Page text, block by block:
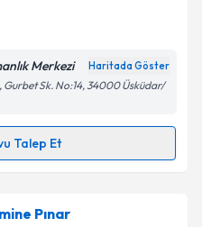
ilişkin
verilerimin belirtilen
Merkezi Haritada Göster
Gurbet Sk. No:14, 34000 Üsküdar/
Talep Et
takvimi talebi
Pınar